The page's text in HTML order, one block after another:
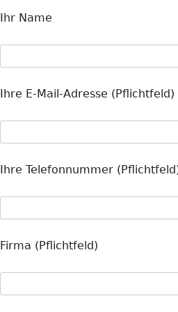
Ihr Name
Ihre E-Mail-Adresse (Pflichtfeld)
Ihre Telefonnummer
Firma (Pflichtfeld)